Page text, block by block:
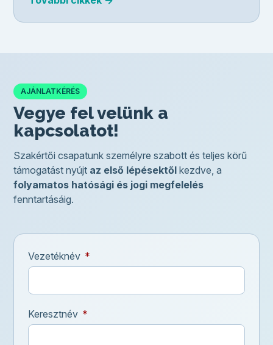
Vegye fel velünk a
kapcsolatot!
AJÁNLATKÉRÉS
Szakértői csapatunk személyre szabott és teljes körű
támogatást nyújt az első lépésektől kezdve, a
folyamatos hatósági és jogi megfelelés
fenntartásáig.
Vezetéknév
Keresztnév